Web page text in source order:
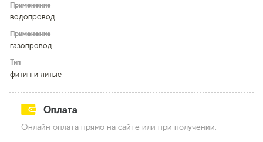
Применение
водопровод
Применение
газопровод
Тип
фитинги литые
Оплата
Онлайн оплата прямо на сайте или при получении.